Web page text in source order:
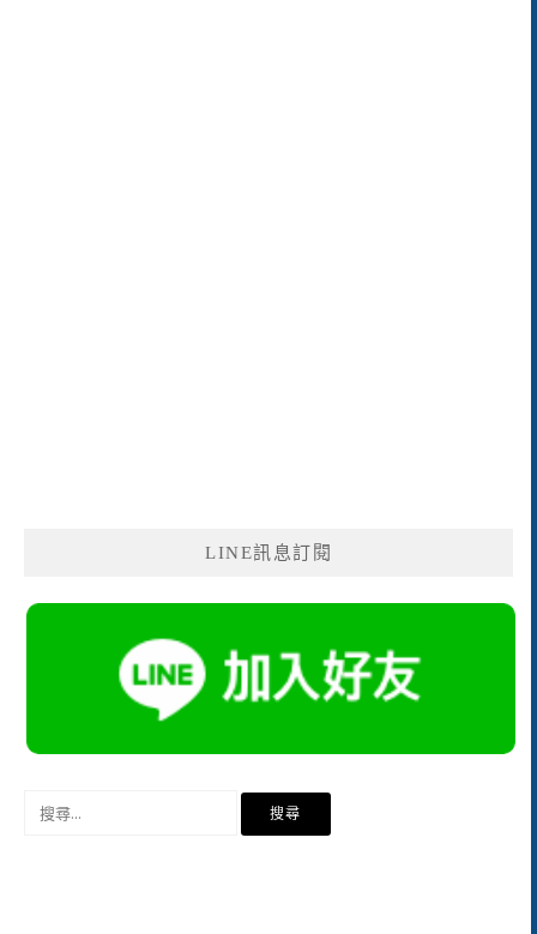
LINE訊息訂閱